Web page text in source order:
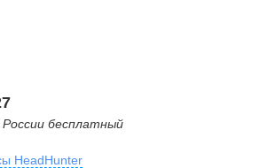
России бесплатный
HeadHunter